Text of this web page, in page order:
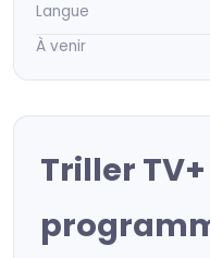
Langue
À venir
Triller